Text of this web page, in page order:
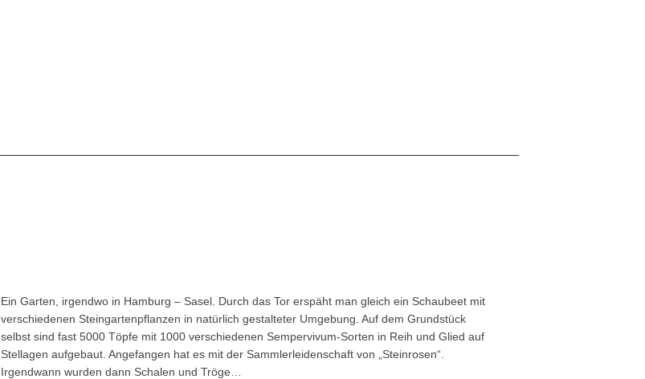
Ein Garten, irgendwo in Hamburg – Sasel. Durch das Tor erspäht man gleich ein Schaubeet mit
verschiedenen Steingartenpflanzen in natürlich gestalteter Umgebung. Auf dem Grundstück
selbst sind fast 5000 Töpfe mit 1000 verschiedenen Sempervivum-Sorten in Reih und Glied auf
Stellagen aufgebaut. Angefangen hat es mit der Sammlerleidenschaft von „Steinrosen“.
Irgendwann wurden dann Schalen und Tröge…